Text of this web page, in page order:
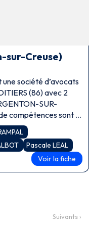
sur-Creuse)
société d’avocats
(86) avec 2
SUR-
compétences sont le
le droit […]
Pascale LEAL
Voir la fiche
Suivants ›